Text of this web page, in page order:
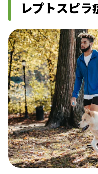
レプトスピ